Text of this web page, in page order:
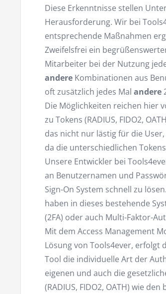
Diese Erkenntnisse stellen
Herausforderung. Wir bei
entsprechende Maßnahmen
Zweifelsfrei ein
Mitarbeiter bei der Nutzung
andereKombinationen aus
oft zusätzlich jedes Mal andere
Die Möglichkeiten reichen hier
zu Tokens (RADIUS, FIDO2,
das nicht nur lästig für die
da die unterschiedlichen
Unsere Entwickler bei
an Benutzernamen und
Sign-On System schnell zu
haben in dieses bestehende
(2FA) oder auch Multi-Faktor-
Mit dem Access Management
Lösung von Tools4ever, erfolgt
Tool die individuelle Art der
eigenen und auch die
(RADIUS, FIDO2, OATH) wie